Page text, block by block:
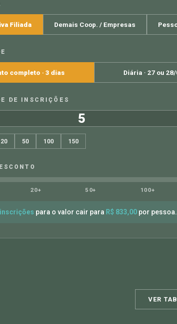
Filiada Demais Coop. / Empresas
completo · 3 dias Diária · 27 ou
DE INSCRIÇÕES
20 50 100 150
20+ 50+ 100+
para o valor cair para R$ 833,00 por pessoa.
VER